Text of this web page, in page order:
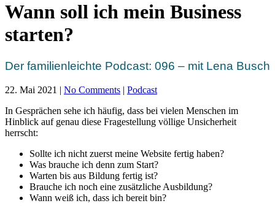
Wann soll ich mein Business
starten?
Der familienleichte Podcast: 096 – mit Lena Busch
22. Mai 2021 | No Comments | Podcast
In Gesprächen sehe ich häufig, dass bei vielen Menschen im
Hinblick auf genau diese Fragestellung völlige Unsicherheit
herrscht:
Sollte ich nicht zuerst meine Website fertig haben?
Was brauche ich denn zum Start?
Warten bis aus Bildung fertig ist?
Brauche ich noch eine zusätzliche Ausbildung?
Wann weiß ich, dass ich bereit bin?